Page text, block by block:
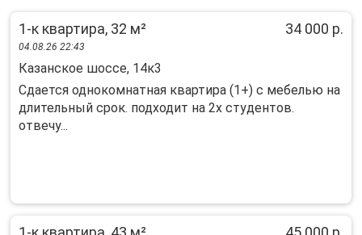
1-к квартира, 32 м² 34 000 р.
04.08.26 22:43
Казанское шоссе, 14к3
Сдается однокомнатная квартира (1+) с мебелью на
длительный срок. подходит на 2х студентов.
отвечу...